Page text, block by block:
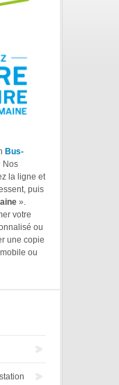
Bus-
Nos
la ligne et
puis
».
votre
ou
une copie
ou